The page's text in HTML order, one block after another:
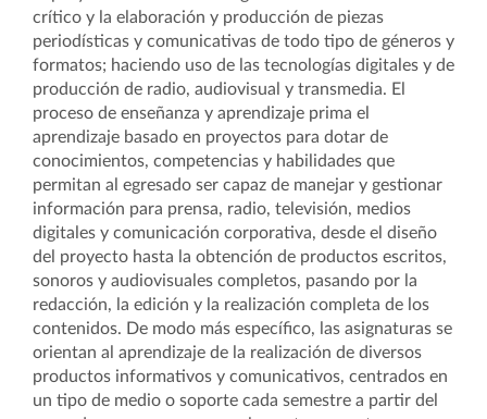
crítico y la elaboración y producción de piezas
periodísticas y comunicativas de todo tipo de géneros y
formatos; haciendo uso de las tecnologías digitales y de
producción de radio, audiovisual y transmedia. El
proceso de enseñanza y aprendizaje prima el
aprendizaje basado en proyectos para dotar de
conocimientos, competencias y habilidades que
permitan al egresado ser capaz de manejar y gestionar
información para prensa, radio, televisión, medios
digitales y comunicación corporativa, desde el diseño
del proyecto hasta la obtención de productos escritos,
sonoros y audiovisuales completos, pasando por la
redacción, la edición y la realización completa de los
contenidos. De modo más específico, las asignaturas se
orientan al aprendizaje de la realización de diversos
productos informativos y comunicativos, centrados en
un tipo de medio o soporte cada semestre a partir del